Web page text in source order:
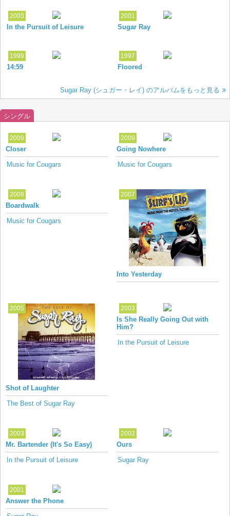
2003
In the Pursuit of Leisure
2001
Sugar Ray
1999
14:59
1997
Floored
Sugar Ray (シュガー・レイ) のアルバムをもっと見る
シングル
2009
Closer
Music for Cougars
2009
Going Nowhere
Music for Cougars
2009
Boardwalk
Music for Cougars
2007
Into Yesterday
2005
Shot of Laughter
The Best of Sugar Ray
2003
Is She Really Going Out with
Him?
In the Pursuit of Leisure
2003
Mr. Bartender (It's So Easy)
In the Pursuit of Leisure
2002
Ours
Sugar Ray
2001
Answer the Phone